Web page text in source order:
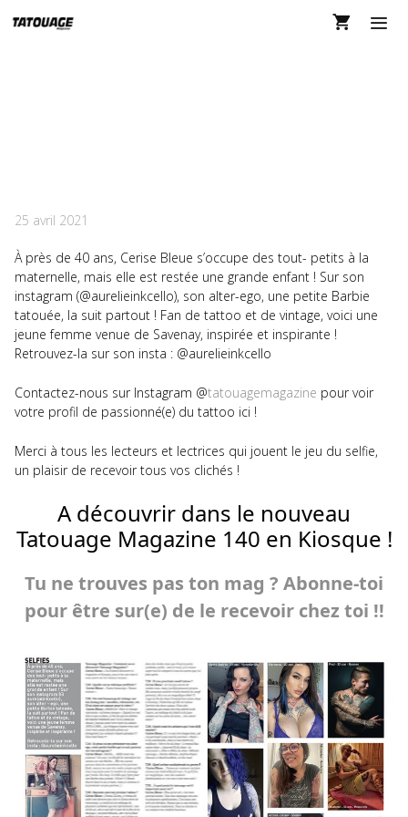
au
25 avril 2021
À près de 40 ans, Cerise Bleue s’occupe des tout- petits à la
maternelle, mais elle est restée une grande enfant ! Sur son
instagram (@aurelieinkcello), son alter-ego, une petite Barbie
tatouée, la suit partout ! Fan de tattoo et de vintage, voici une
jeune femme venue de Savenay, inspirée et inspirante !
Retrouvez-la sur son insta : @aurelieinkcello
Contactez-nous sur Instagram @tatouagemagazine pour voir
votre profil de passionné(e) du tattoo ici !
Merci à tous les lecteurs et lectrices qui jouent le jeu du selfie,
un plaisir de recevoir tous vos clichés !
A découvrir dans le nouveau
Tatouage Magazine 140 en Kiosque !
Tu ne trouves pas ton mag ? Abonne-toi
pour être sur(e) de le recevoir chez toi !!